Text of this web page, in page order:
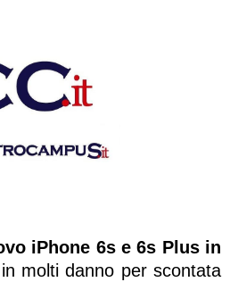
iPhone 6s e 6s Plus in
molti danno per scontata